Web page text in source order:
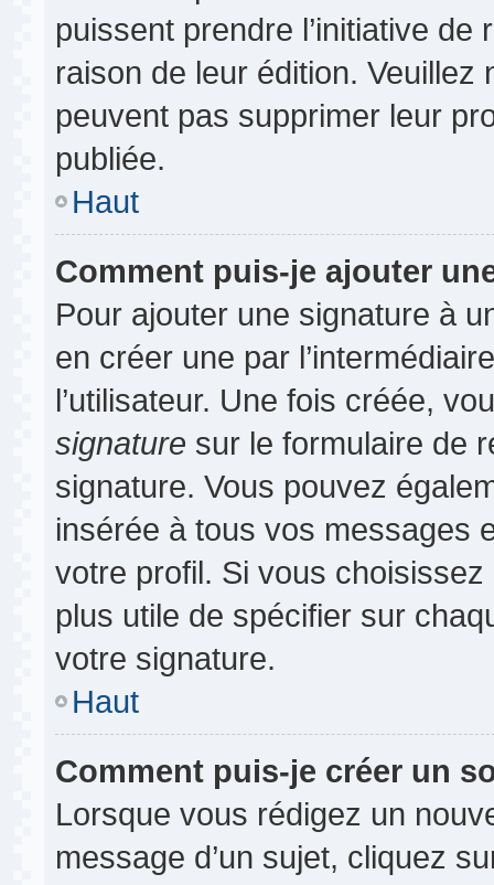
puissent prendre l’initiative
raison de leur édition.
peuvent pas supprimer leur
publiée.
Haut
Comment puis-je ajouter
Pour ajouter une signature à
en créer une par
l’utilisateur. Une fois créée,
signature sur le formulaire de
signature. Vous pouvez
insérée à tous vos messages
votre profil. Si vous
plus utile de spécifier sur
votre signature.
Haut
Comment puis-je créer un
Lorsque vous rédigez un
message d’un sujet, cliquez